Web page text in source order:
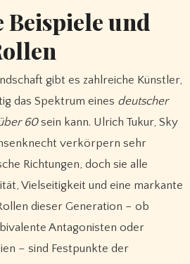
Beispiele und
gibt es zahlreiche Künstler,
das Spektrum eines deutscher
60sein kann. Ulrich Tukur, Sky
verkörpern sehr
Richtungen, doch sie alle
Vielseitigkeit und eine markante
dieser Generation – ob
Antagonisten oder
– sind Festpunkte der